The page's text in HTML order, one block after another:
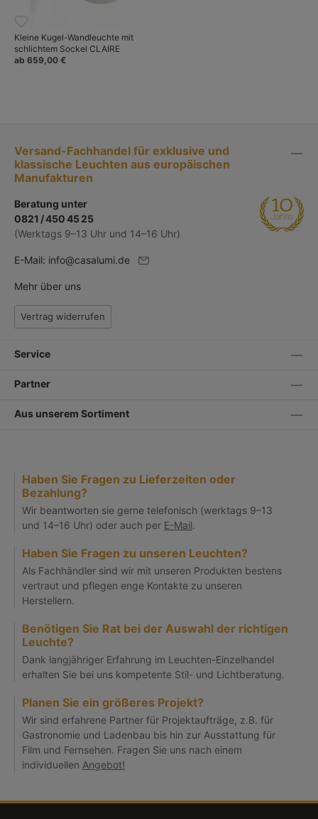
Kleine Kugel-Wandleuchte mit
schlichtem Sockel CLAIRE
ab 659,00 €
Versand-Fachhandel für exklusive und
klassische Leuchten aus europäischen
Manufakturen
Beratung unter
0821 / 450 45 25
(Werktags 9–13 Uhr und 14–16 Uhr)
E-Mail: info@casalumi.de
Mehr über uns
Vertrag widerrufen
Service
Partner
Aus unserem Sortiment
Haben Sie Fragen zu Lieferzeiten oder
Bezahlung?
Wir beantworten sie gerne telefonisch (werktags 9–13
und 14–16 Uhr) oder auch per E-Mail.
Haben Sie Fragen zu unseren Leuchten?
Als Fachhändler sind wir mit unseren Produkten bestens
vertraut und pflegen enge Kontakte zu unseren
Herstellern.
Benötigen Sie Rat bei der Auswahl der richtigen
Leuchte?
Dank langjähriger Erfahrung im Leuchten-Einzelhandel
erhalten Sie bei uns kompetente Stil- und Lichtberatung.
Planen Sie ein größeres Projekt?
Wir sind erfahrene Partner für Projektaufträge, z.B. für
Gastronomie und Ladenbau bis hin zur Ausstattung für
Film und Fernsehen. Fragen Sie uns nach einem
individuellen Angebot!